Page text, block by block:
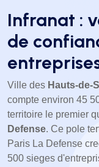
Infranat :
de
Ville des Hauts-de-
compte environ 45
territoire le premier
Defense. Ce pole
Paris La Defense
500 sieges